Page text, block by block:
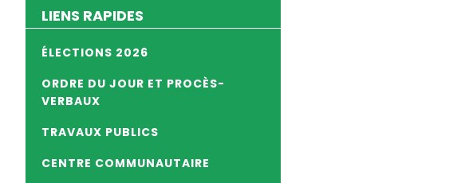
LIENS RAPIDES
ÉLECTIONS 2026
ORDRE DU JOUR ET PROCÈS-
VERBAUX
TRAVAUX PUBLICS
CENTRE COMMUNAUTAIRE